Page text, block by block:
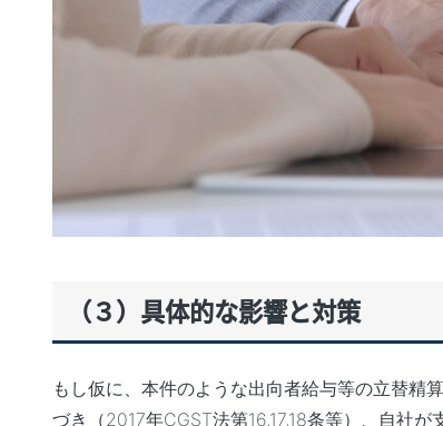
（３）具体的な影響と対策
もし仮に、本件のような出向者給与等の立替精
づき（2017年CGST法第16,17,18条等）、自社